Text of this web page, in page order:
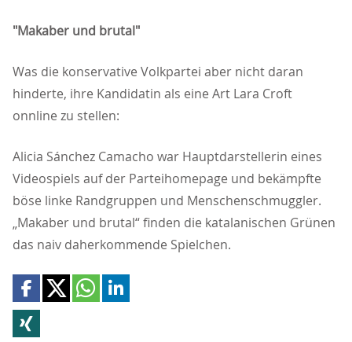
"Makaber und brutal"
Was die konservative Volkpartei aber nicht daran
hinderte, ihre Kandidatin als eine Art Lara Croft
onnline zu stellen:
Alicia Sánchez Camacho war Hauptdarstellerin eines
Videospiels auf der Parteihomepage und bekämpfte
böse linke Randgruppen und Menschenschmuggler.
Makaber und brutal“ finden die katalanischen Grünen
das naiv daherkommende Spielchen.